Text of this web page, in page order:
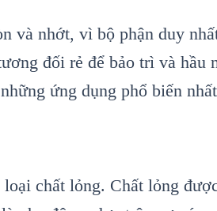
và nhớt, vì bộ phận duy
đối rẻ để bảo trì và hầu
ứng dụng phổ biến
chất lỏng. Chất lỏng